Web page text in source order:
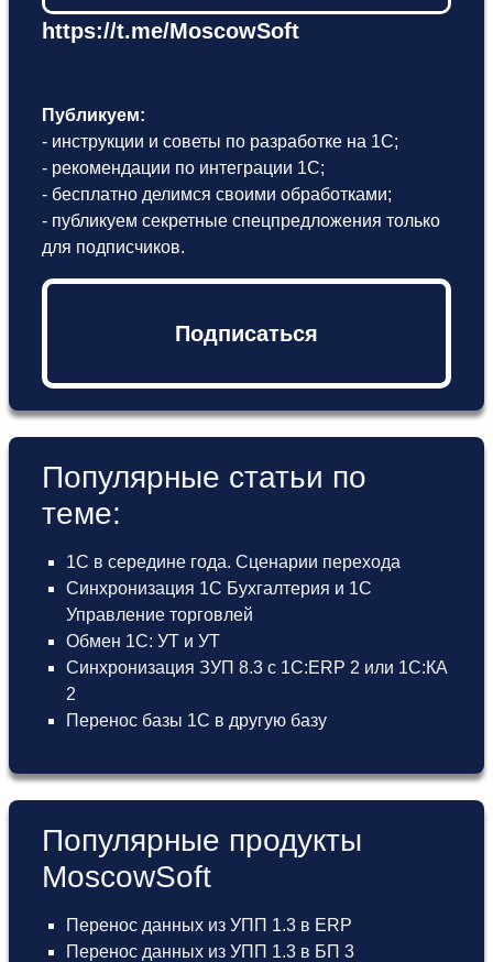
https://t.me/MoscowSoft
Публикуем:
- инструкции и советы по разработке на 1С;
- рекомендации по интеграции 1С;
- бесплатно делимся своими обработками;
- публикуем секретные спецпредложения только
для подписчиков.
Подписаться
Популярные статьи по
теме:
1С в середине года. Сценарии перехода
Синхронизация 1С Бухгалтерия и 1С
Управление торговлей
Обмен 1С: УТ и УТ
Синхронизация ЗУП 8.3 с 1С:ERP 2 или 1С:КА
2
Перенос базы 1С в другую базу
Популярные продукты
MoscowSoft
Перенос данных из УПП 1.3 в ERP
Перенос данных из УПП 1.3 в БП 3